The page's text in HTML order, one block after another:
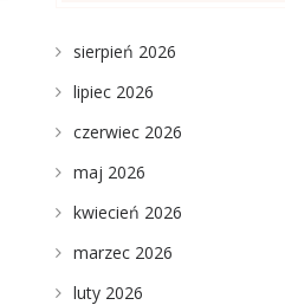
sierpień 2026
lipiec 2026
czerwiec 2026
maj 2026
kwiecień 2026
marzec 2026
luty 2026